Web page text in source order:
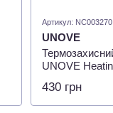
Артикул: NC003270
UNOVE
UNOVE
430 грн